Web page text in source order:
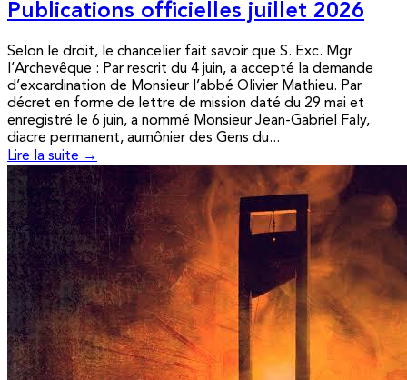
Publications officielles juillet 2026
Selon le droit, le chancelier fait savoir que S. Exc. Mgr
l’Archevêque : Par rescrit du 4 juin, a accepté la demande
d’excardination de Monsieur l’abbé Olivier Mathieu. Par
décret en forme de lettre de mission daté du 29 mai et
enregistré le 6 juin, a nommé Monsieur Jean-Gabriel Faly,
diacre permanent, aumônier des Gens du...
Lire la suite →